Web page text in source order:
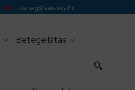
titkarsag@vaszary.hu
Betegellátás